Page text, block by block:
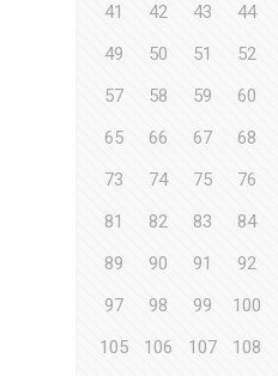
41
42 43 44
49
50 51 52
57
58 59 60
65
66 67 68
73
74 75 76
81
82 83 84
89
90 91 92
97
98 99 100
105
106 107 108